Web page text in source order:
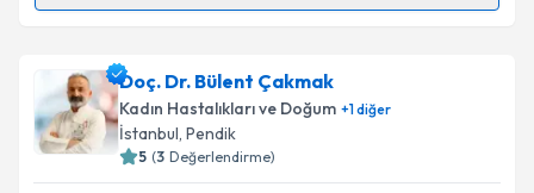
takvim hazırlandığında e-posta ile bilgilendireceğiz.
E-posta Adresiniz
Doç. Dr. Bülent Çakmak
Kadın Hastalıkları ve Doğum +1diğer
İstanbul, Pendik
5 (3 Değerlendirme)